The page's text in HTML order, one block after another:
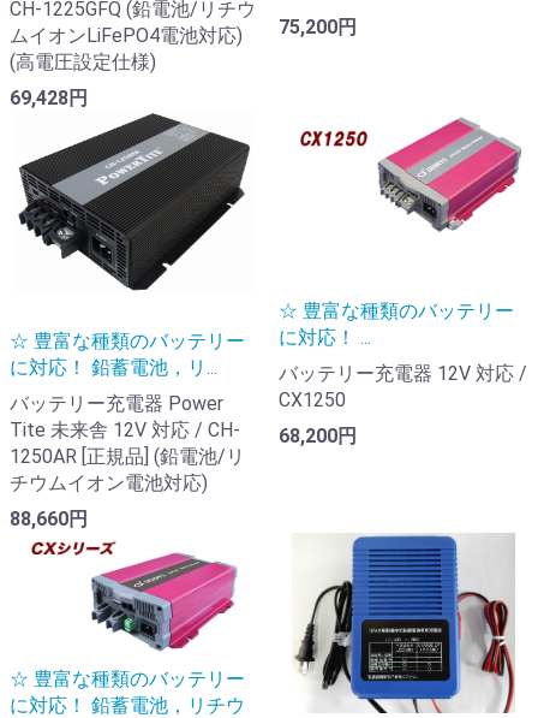
CH-1225GFQ (鉛電池/リチウ
ムイオンLiFePO4電池対応)
(高電圧設定仕様)
69,428円
75,200円
☆ 豊富な種類のバッテリー
に対応！ 鉛蓄電池，リ...
バッテリー充電器 Power
Tite 未来舎 12V 対応 / CH-
1250AR [正規品] (鉛電池/リ
チウムイオン電池対応)
88,660円
☆ 豊富な種類のバッテリー
に対応！ ...
バッテリー充電器 12V 対応 /
CX1250
68,200円
☆ 豊富な種類のバッテリー
に対応！ 鉛蓄電池，リチウ